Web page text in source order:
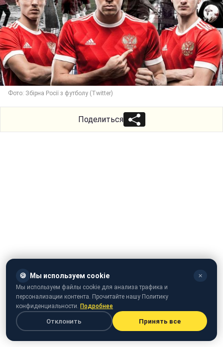
Фото: Збірна Росії з футболу (Twitter)
Поделиться
🍪 Мы используем cookie ✕
Мы используем файлы cookie для анализа трафика и
персонализации контента. Прочитайте нашу Политику
конфиденциальности. Подробнее
Отклонить Принять все